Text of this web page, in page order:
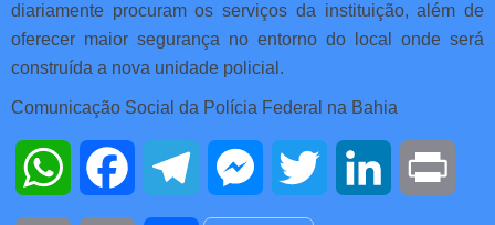
diariamente procuram os serviços da instituição, além de
oferecer maior segurança no entorno do local onde será
construída a nova unidade policial.
Comunicação Social da Polícia Federal na Bahia
WhatsAppFacebook Telegram MessengerTwitter LinkedIn